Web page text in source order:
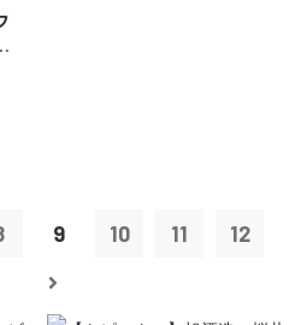
9 10 11 12